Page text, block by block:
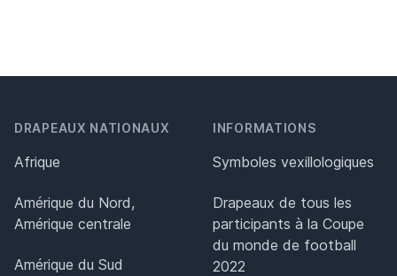
DRAPEAUX NATIONAUX
Afrique
Amérique du Nord,
Amérique centrale
Amérique du Sud
INFORMATIONS
Symboles vexillologiques
Drapeaux de tous les
participants à la Coupe
du monde de football
2022